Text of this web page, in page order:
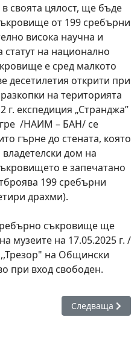
своята цялост, ще бъде
от 199 сребърни
висока научна и
статут на национално
е сред малкото
десетилетия открити при
на територията
г. експедиция „Странджа”
/НАИМ – БАН/ се
гърне до стената, която
дом на
е запечатано
199 сребърни
драхми).
съкровище ще
музеите на 17.05.2025 г. /
,,Трезор" на Общински
при вход свободен.
ремонтът на пътя за село
Следваща
Следваща